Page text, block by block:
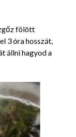
fölött
3 óra hosszát,
állni hagyod a